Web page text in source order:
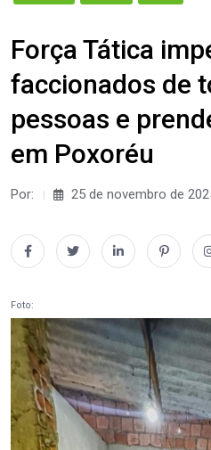
Força Tática
faccionados de
pessoas e
em Poxoréu
Por: 25 de novembro de
Foto: